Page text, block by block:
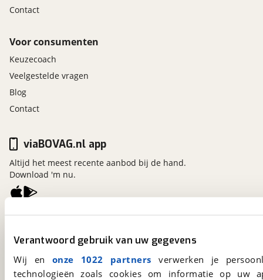
Verantwoord gebruik van uw gegevens
Wij en onze 1022 partners verwerken je
technologieën zoals cookies om informatie op
Contact
Voor consumenten
Keuzecoach
Veelgestelde vragen
Blog
Contact
Kosterijland15
3981 AJ Bunnik
Een initiatief van
BOVAG
viaBOVAG.nl app
Altijd het meest recente aanbod bij de hand.
Download 'm nu.